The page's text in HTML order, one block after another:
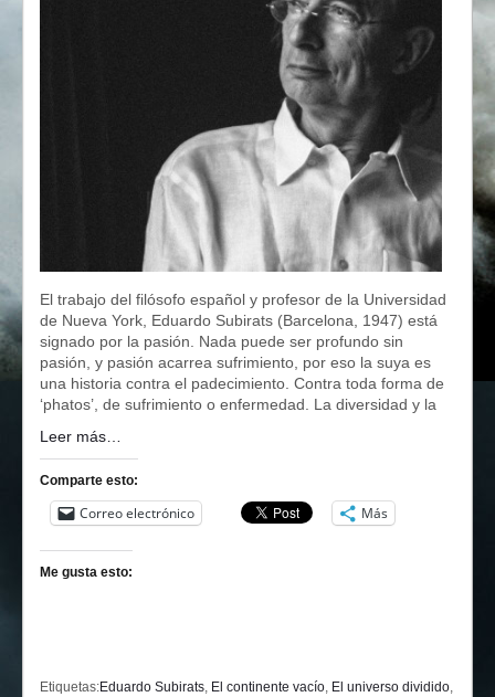
El trabajo del filósofo español y profesor de la Universidad
de Nueva York, Eduardo Subirats (Barcelona, 1947) está
signado por la pasión. Nada puede ser profundo sin
pasión, y pasión acarrea sufrimiento, por eso la suya es
una historia contra el padecimiento. Contra toda forma de
‘phatos’, de sufrimiento o enfermedad. La diversidad y la
Leer más…
Comparte esto:
Correo electrónico Más
Me gusta esto:
Etiquetas:Eduardo Subirats, El continente vacío, El universo dividido,